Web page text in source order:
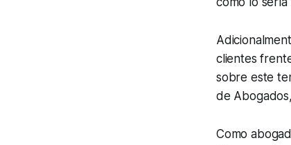
clientes
sobre este
de
Como